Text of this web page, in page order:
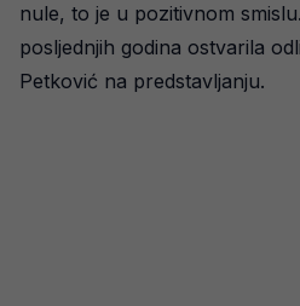
nule, to je u pozitivnom
posljednjih godina ostvarila
Petković na predstavljanju.